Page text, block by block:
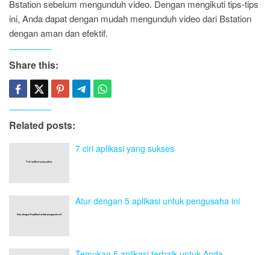
Bstation sebelum mengunduh video. Dengan mengikuti tips-tips
ini, Anda dapat dengan mudah mengunduh video dari Bstation
dengan aman dan efektif.
Share this:
Related posts:
7 ciri aplikasi yang sukses
Atur dengan 5 aplikasi untuk pengusaha ini